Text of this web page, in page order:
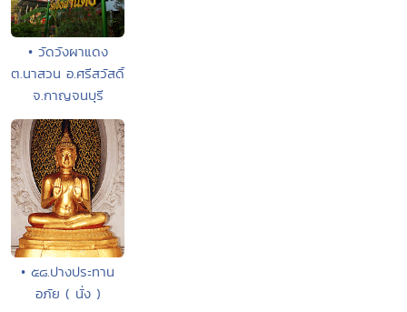
• วัดวังผาแดง
ต.นาสวน อ.ศรีสวัสดิ์
จ.กาญจนบุรี
• ๕๘.ปางประทาน
อภัย ( นั่ง )